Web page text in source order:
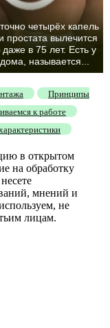
четырёх капель
простата вылечится
в 75 лет. Есть у
называется...
Принципы
к работе
в открытом
на обработку
мнений и
не
лицам.